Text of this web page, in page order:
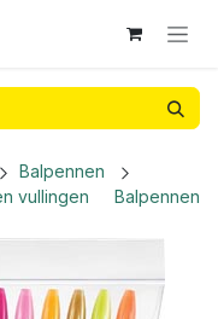
Balpennen
vullingen
Balpennen